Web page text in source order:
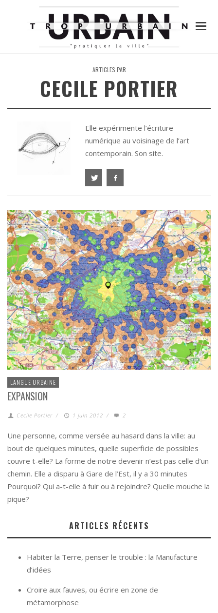
ARTICLES PAR
CECILE PORTIER
Elle expérimente l’écriture
numérique au voisinage de l’art
contemporain. Son site.
LANGUE URBAINE
EXPANSION
Cecile Portier / 1 juin 2012 / 2
Une personne, comme versée au hasard dans la ville: au
bout de quelques minutes, quelle superficie de possibles
couvre t-elle? La forme de notre devenir n’est pas celle d’un
chemin. Elle a disparu à Gare de l’Est, il y a 30 minutes
Pourquoi? Qui a-t-elle à fuir ou à rejoindre? Quelle mouche la
pique?
ARTICLES RÉCENTS
Habiter la Terre, penser le trouble : la Manufacture
d’idées
Croire aux fauves, ou écrire en zone de
métamorphose